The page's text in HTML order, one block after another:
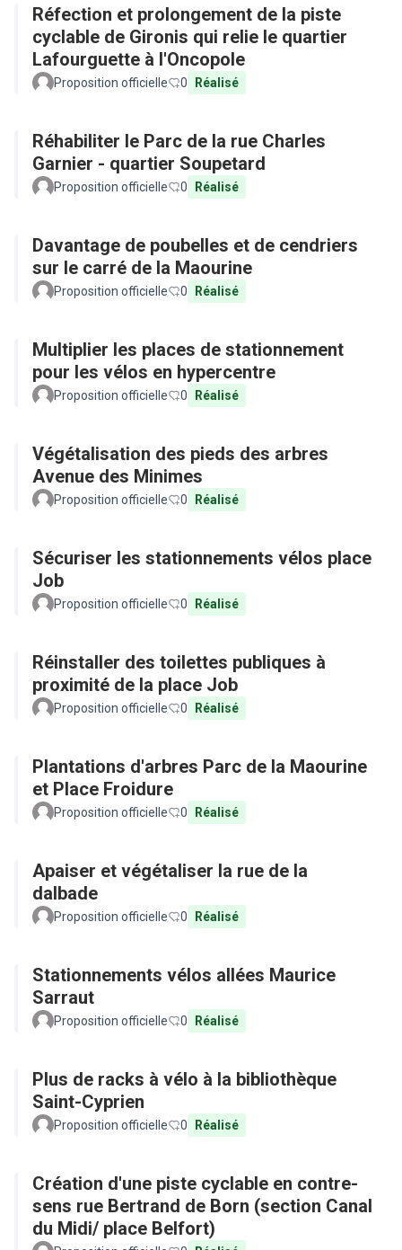
Réfection et prolongement de la piste
cyclable de Gironis qui relie le quartier
Lafourguette à l'Oncopole
Proposition officielle 0 Réalisé
Réhabiliter le Parc de la rue Charles
Garnier - quartier Soupetard
Proposition officielle 0 Réalisé
Davantage de poubelles et de cendriers
sur le carré de la Maourine
Proposition officielle 0 Réalisé
Multiplier les places de stationnement
pour les vélos en hypercentre
Proposition officielle 0 Réalisé
Végétalisation des pieds des arbres
Avenue des Minimes
Proposition officielle 0 Réalisé
Sécuriser les stationnements vélos place
Job
Proposition officielle 0 Réalisé
Réinstaller des toilettes publiques à
proximité de la place Job
Proposition officielle 0 Réalisé
Plantations d'arbres Parc de la Maourine
et Place Froidure
Proposition officielle 0 Réalisé
Apaiser et végétaliser la rue de la
dalbade
Proposition officielle 0 Réalisé
Stationnements vélos allées Maurice
Sarraut
Proposition officielle 0 Réalisé
Plus de racks à vélo à la bibliothèque
Saint-Cyprien
Proposition officielle 0 Réalisé
Création d'une piste cyclable en contre-
sens rue Bertrand de Born (section Canal
du Midi/ place Belfort)